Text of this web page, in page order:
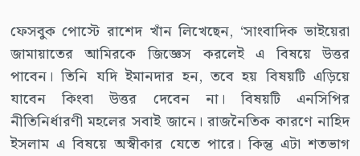
ফেসবুক পোস্টে রাশেদ খাঁন লিখেছেন, ‘সাংবাদিক ভাইয়েরা
জামায়াতের আমিরকে জিজ্ঞেস করলেই এ বিষয়ে উত্তর
পাবেন। তিনি যদি ইমানদার হন, তবে হয় বিষয়টি এড়িয়ে
যাবেন কিংবা উত্তর দেবেন না। বিষয়টি এনসিপির
নীতিনির্ধারণী মহলের সবাই জানে। রাজনৈতিক কারণে নাহিদ
ইসলাম এ বিষয়ে অস্বীকার যেতে পারে। কিন্তু এটা শতভাগ